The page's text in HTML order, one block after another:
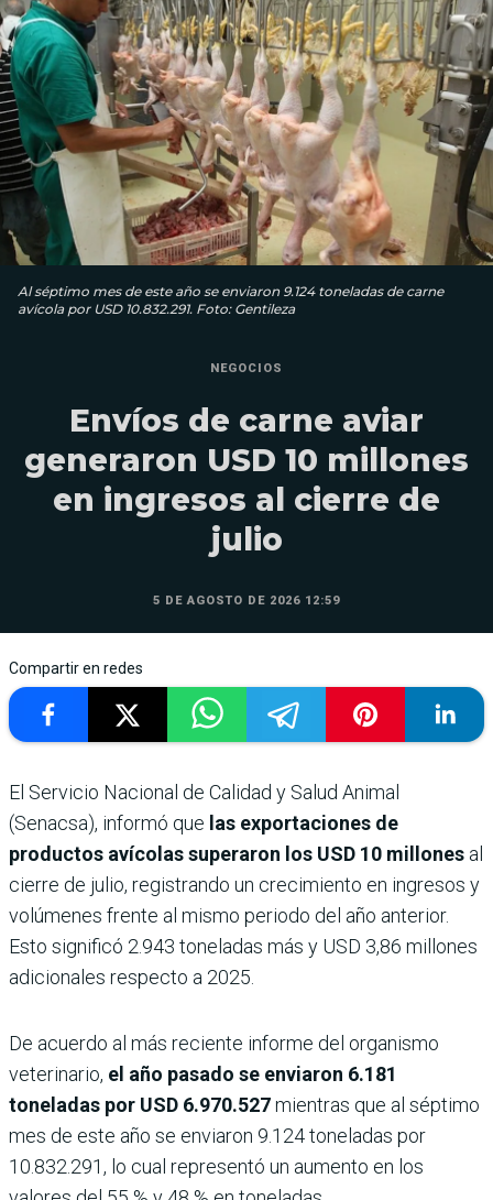
Al séptimo mes de este año se enviaron 9.124 toneladas de carne
avícola por USD 10.832.291. Foto: Gentileza
NEGOCIOS
Envíos de carne aviar
generaron USD 10 millones
en ingresos al cierre de
julio
5 DE AGOSTO DE 2026 12:59
Compartir en redes
El Servicio Nacional de Calidad y Salud Animal
(Senacsa), informó que las exportaciones de
productos avícolas superaron los USD 10 millones al
cierre de julio, registrando un crecimiento en ingresos y
volúmenes frente al mismo periodo del año anterior.
Esto significó 2.943 toneladas más y USD 3,86 millones
adicionales respecto a 2025.
De acuerdo al más reciente informe del organismo
veterinario, el año pasado se enviaron 6.181
toneladas por USD 6.970.527mientras que al séptimo
mes de este año se enviaron 9.124 toneladas por
10.832.291, lo cual representó un aumento en los